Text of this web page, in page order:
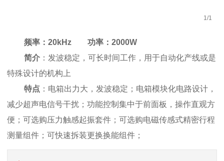
1 /1
频率：20kHz 功率：2000W
简介：发波稳定，可长时间工作，用于自动化产线或是
特殊设计的机构上
特点 ：电箱出力大，发波稳定；电箱模块化电路设计，
减少超声电信号干扰；功能控制集中于前面板，操作直观方
便；可选购压力触感起振套件；可选购电磁传感式精密行程
测量组件；可快速拆装更换换能组件；